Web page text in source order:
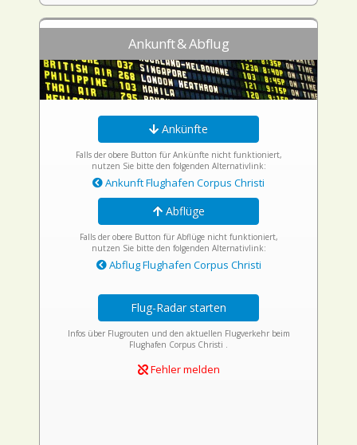
Ankunft & Abflug
Ankünfte
Falls der obere Button für Ankünfte nicht funktioniert,
nutzen Sie bitte den folgenden Alternativlink:
Ankunft Flughafen Corpus Christi
Abflüge
Falls der obere Button für Abflüge nicht funktioniert,
nutzen Sie bitte den folgenden Alternativlink:
Abflug Flughafen Corpus Christi
Flug-Radar starten
Infos über Flugrouten und den aktuellen Flugverkehr beim
Flughafen Corpus Christi .
Fehler melden